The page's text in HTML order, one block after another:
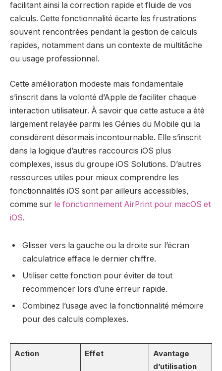
facilitant ainsi la correction rapide et fluide de vos
calculs. Cette fonctionnalité écarte les frustrations
souvent rencontrées pendant la gestion de calculs
rapides, notamment dans un contexte de multitâche
ou usage professionnel.
Cette amélioration modeste mais fondamentale
s’inscrit dans la volonté d’Apple de faciliter chaque
interaction utilisateur. À savoir que cette astuce a été
largement relayée parmi les Génies du Mobile qui la
considèrent désormais incontournable. Elle s’inscrit
dans la logique d’autres raccourcis iOS plus
complexes, issus du groupe iOS Solutions. D’autres
ressources utiles pour mieux comprendre les
fonctionnalités iOS sont par ailleurs accessibles,
comme sur le fonctionnement AirPrint pour macOS et
iOS.
Glisser vers la gauche ou la droite sur l’écran
calculatrice efface le dernier chiffre.
Utiliser cette fonction pour éviter de tout
recommencer lors d’une erreur rapide.
Combinez l’usage avec la fonctionnalité mémoire
pour des calculs complexes.
Action Effet
Avantage
d’utilisation